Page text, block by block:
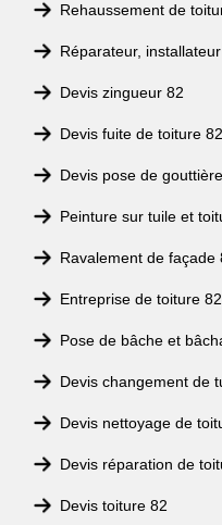
Rehaussement de
Réparateur,
Devis zingueur 82
Devis fuite de toiture 82
Devis pose de
Peinture sur tuile et
Ravalement de façade
Entreprise de toiture 82
Pose de bâche et
Devis changement de
Devis nettoyage de
Devis réparation de
Devis toiture 82